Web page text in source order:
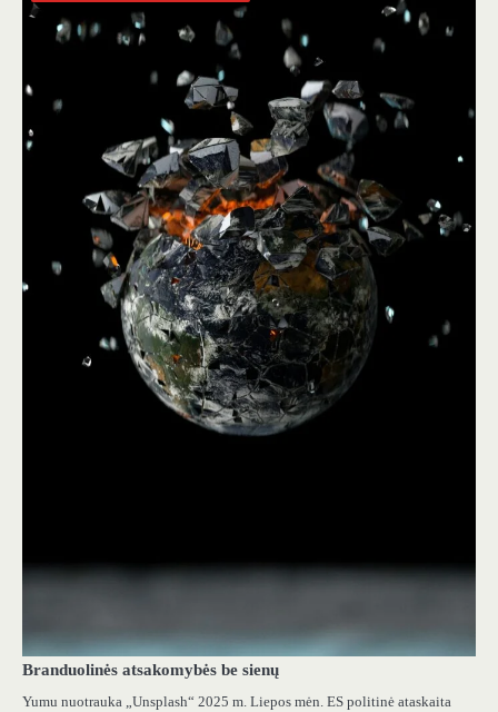
Branduolinės atsakomybės be sienų
Yumu nuotrauka „Unsplash“ 2025 m. Liepos mėn. ES politinė ataskaita